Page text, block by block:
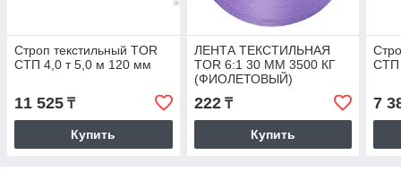
Строп текстильный TOR
СТП 4,0 т 5,0 м 120 мм
11 525 ₸
Купить
ЛЕНТА ТЕКСТИЛЬНАЯ
TOR 6:1 30 ММ 3500 КГ
(ФИОЛЕТОВЫЙ)
222₸
Купить
СТП
7